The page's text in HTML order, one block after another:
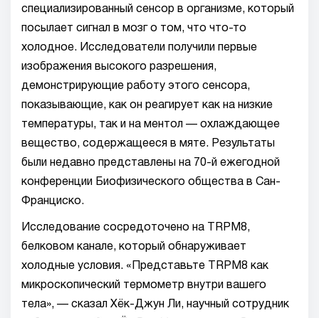
специализированный сенсор в организме, который
посылает сигнал в мозг о том, что что-то
холодное. Исследователи получили первые
изображения высокого разрешения,
демонстрирующие работу этого сенсора,
показывающие, как он реагирует как на низкие
температуры, так и на ментол — охлаждающее
вещество, содержащееся в мяте. Результаты
были недавно представлены на 70-й ежегодной
конференции Биофизического общества в Сан-
Франциско.
Исследование сосредоточено на TRPM8,
белковом канале, который обнаруживает
холодные условия. «Представьте TRPM8 как
микроскопический термометр внутри вашего
тела», — сказал Хёк-Джун Ли, научный сотрудник